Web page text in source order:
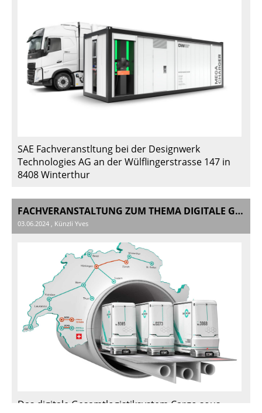
SAE Fachveranstltung bei der Designwerk
Technologies AG an der Wülflingerstrasse 147 in
8408 Winterthur
FACHVERANSTALTUNG ZUM THEMA DIGITALE GESAMTLOGISTIKSYSTEM (CST) IM GENESIS STUDIO ZÜRICH
03.06.2024 , Künzli Yves
Das digitale Gesamtlogistiksystem Cargo sous